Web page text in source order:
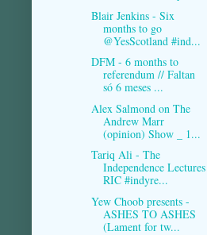
Blair Jenkins - Six
months to go
@YesScotland #ind...
DFM - 6 months to
referendum // Faltan
só 6 meses ...
Alex Salmond on The
Andrew Marr
(opinion) Show _ 1...
Tariq Ali - The
Independence Lectures
RIC #indyre...
Yew Choob presents -
ASHES TO ASHES
(Lament for tw...